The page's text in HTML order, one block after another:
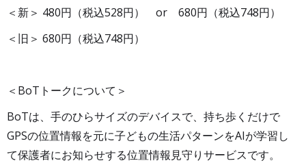
＜新＞ 480円（税込528円） or 680円（税込748円）
＜旧＞ 680円（税込748円）
＜BoTトークについて＞
BoTは、手のひらサイズのデバイスで、持ち歩くだけで
GPSの位置情報を元に子どもの生活パターンをAIが学習し
て保護者にお知らせする位置情報見守りサービスです。